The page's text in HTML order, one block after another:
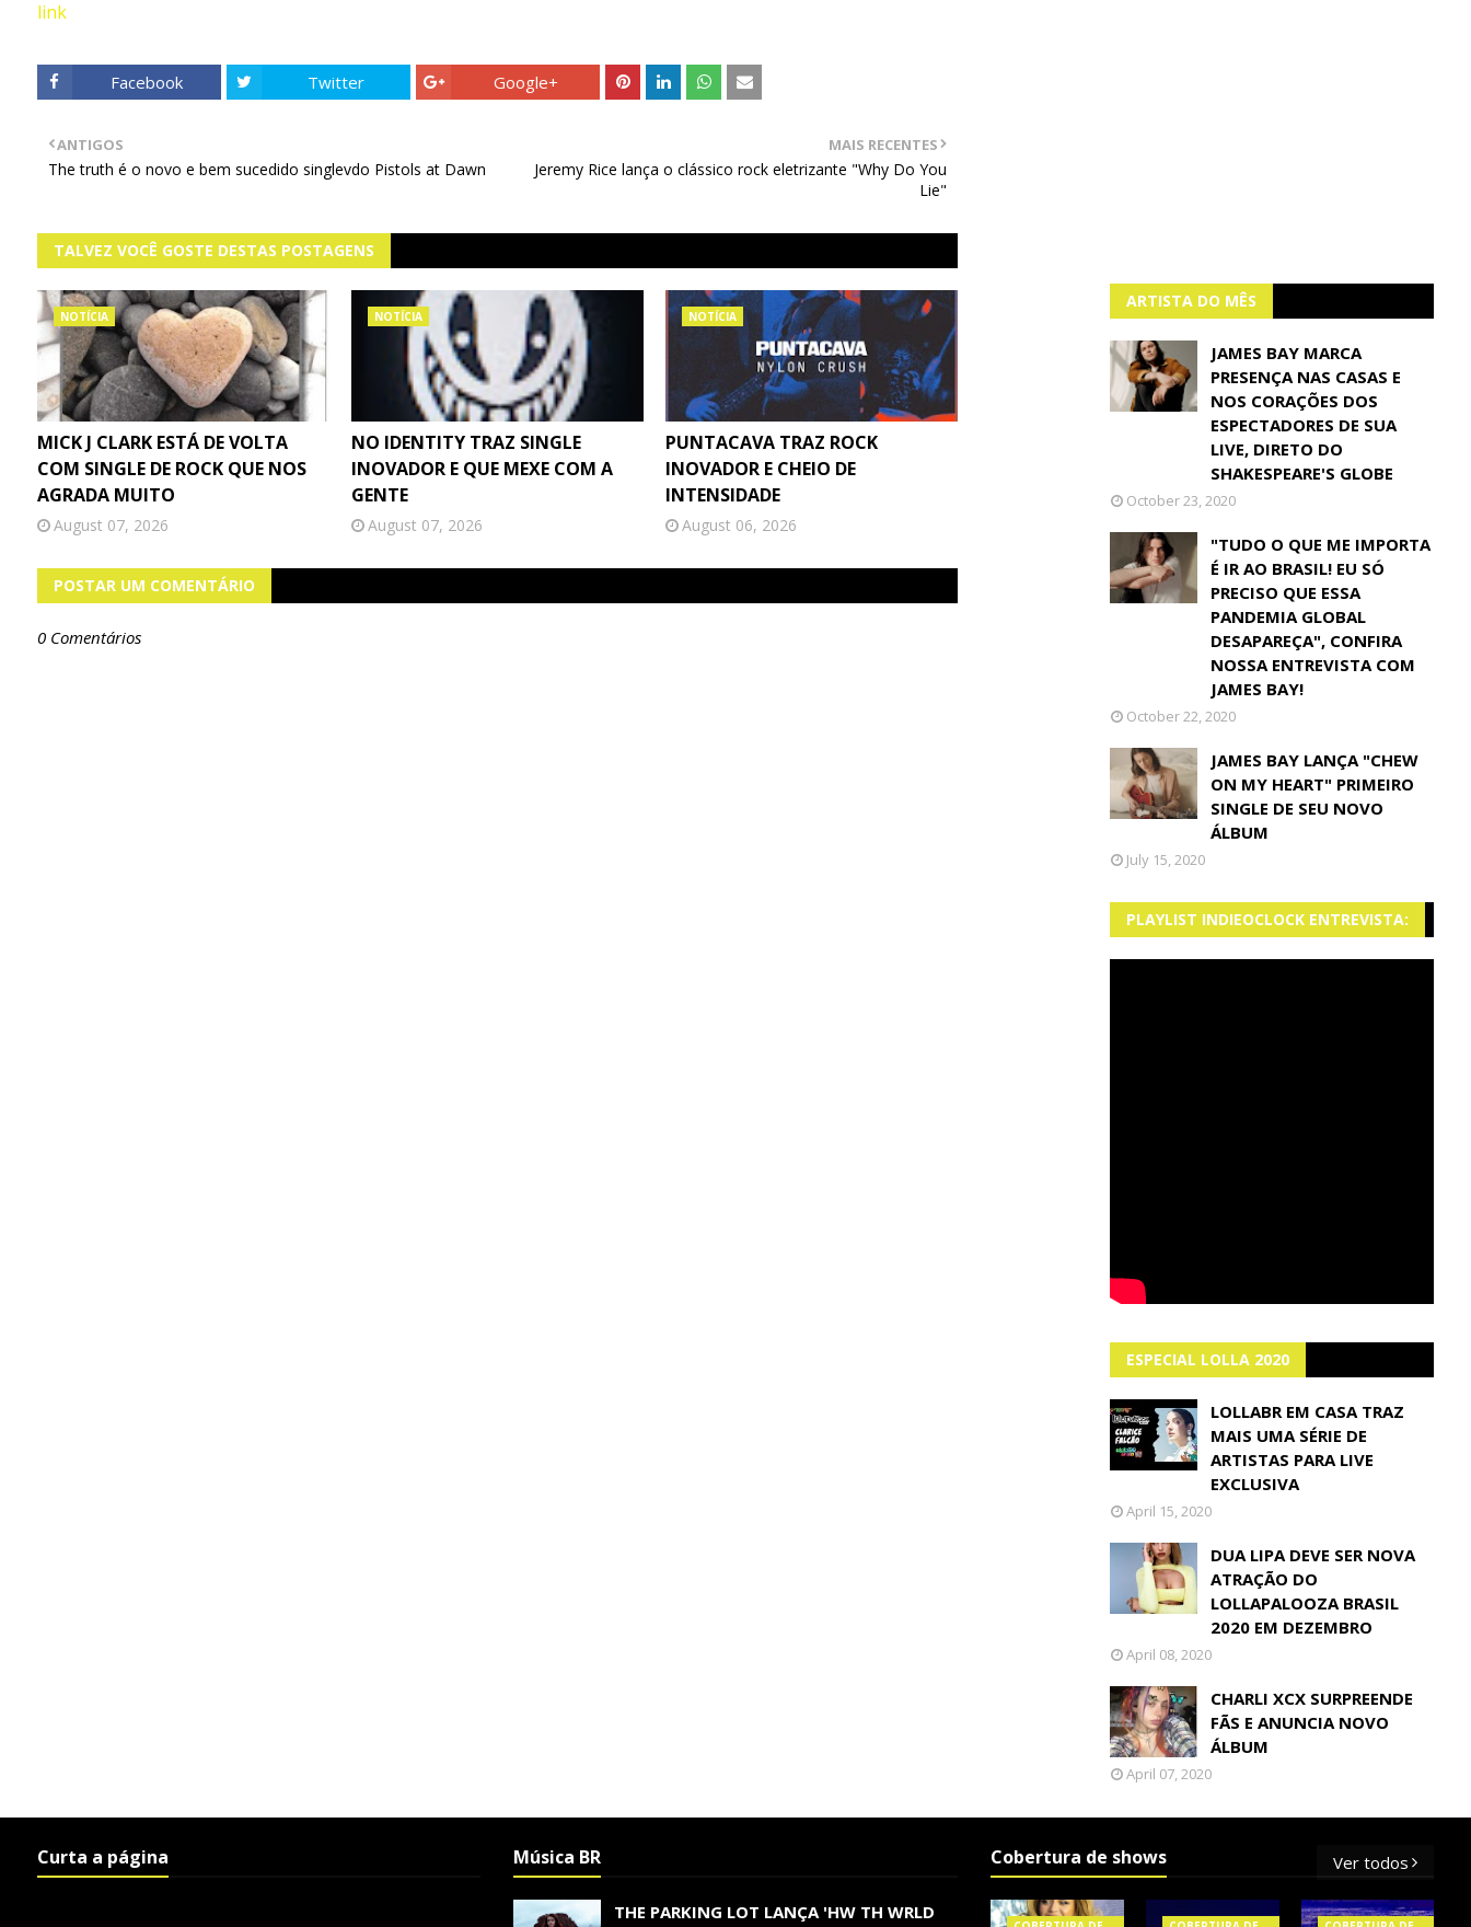
link
Facebook Twitter Google+
MAIS RECENTES
Jeremy Rice lança o clássico rock eletrizante "Why Do You
Lie"
ANTIGOS
The truth é o novo e bem sucedido singlevdo Pistols at Dawn
TALVEZ VOCÊ GOSTE DESTAS POSTAGENS
NOTÍCIA
MICK J CLARK ESTÁ DE VOLTA
COM SINGLE DE ROCK QUE NOS
AGRADA MUITO
August 07, 2026
NOTÍCIA
NO IDENTITY TRAZ SINGLE
INOVADOR E QUE MEXE COM A
GENTE
August 07, 2026
NOTÍCIA
PUNTACAVA TRAZ ROCK
INOVADOR E CHEIO DE
INTENSIDADE
August 06, 2026
POSTAR UM COMENTÁRIO
0 Comentários
ARTISTA DO MÊS
JAMES BAY MARCA
PRESENÇA NAS CASAS E
NOS CORAÇÕES DOS
ESPECTADORES DE SUA
LIVE, DIRETO DO
SHAKESPEARE'S GLOBE
October 23, 2020
"TUDO O QUE ME IMPORTA
É IR AO BRASIL! EU SÓ
PRECISO QUE ESSA
PANDEMIA GLOBAL
DESAPAREÇA", CONFIRA
NOSSA ENTREVISTA COM
JAMES BAY!
October 22, 2020
JAMES BAY LANÇA "CHEW
ON MY HEART" PRIMEIRO
SINGLE DE SEU NOVO
ÁLBUM
July 15, 2020
PLAYLIST INDIEOCLOCK ENTREVISTA:
ESPECIAL LOLLA 2020
LOLLABR EM CASA TRAZ
MAIS UMA SÉRIE DE
ARTISTAS PARA LIVE
EXCLUSIVA
April 15, 2020
DUA LIPA DEVE SER NOVA
ATRAÇÃO DO
LOLLAPALOOZA BRASIL
2020 EM DEZEMBRO
April 08, 2020
CHARLI XCX SURPREENDE
FÃS E ANUNCIA NOVO
ÁLBUM
April 07, 2020
Curta a página Música BR
THE PARKING LOT LANÇA 'HW TH WRLD
Cobertura de shows Ver todos